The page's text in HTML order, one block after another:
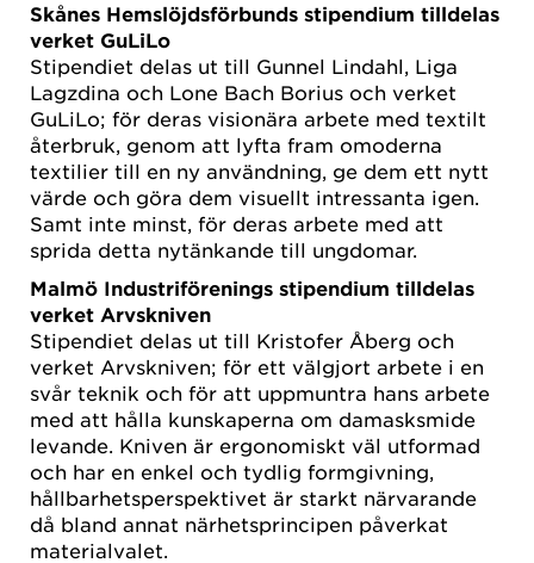
Skånes Hemslöjdsförbunds stipendium tilldelas
verket GuLiLo
Stipendiet delas ut till Gunnel Lindahl, Liga
Lagzdina och Lone Bach Borius och verket
GuLiLo; för deras visionära arbete med textilt
återbruk, genom att lyfta fram omoderna
textilier till en ny användning, ge dem ett nytt
värde och göra dem visuellt intressanta igen.
Samt inte minst, för deras arbete med att
sprida detta nytänkande till ungdomar.
Malmö Industriförenings stipendium tilldelas
verket Arvskniven
Stipendiet delas ut till Kristofer Åberg och
verket Arvskniven; för ett välgjort arbete i en
svår teknik och för att uppmuntra hans arbete
med att hålla kunskaperna om damasksmide
levande. Kniven är ergonomiskt väl utformad
och har en enkel och tydlig formgivning,
hållbarhetsperspektivet är starkt närvarande
då bland annat närhetsprincipen påverkat
materialvalet.